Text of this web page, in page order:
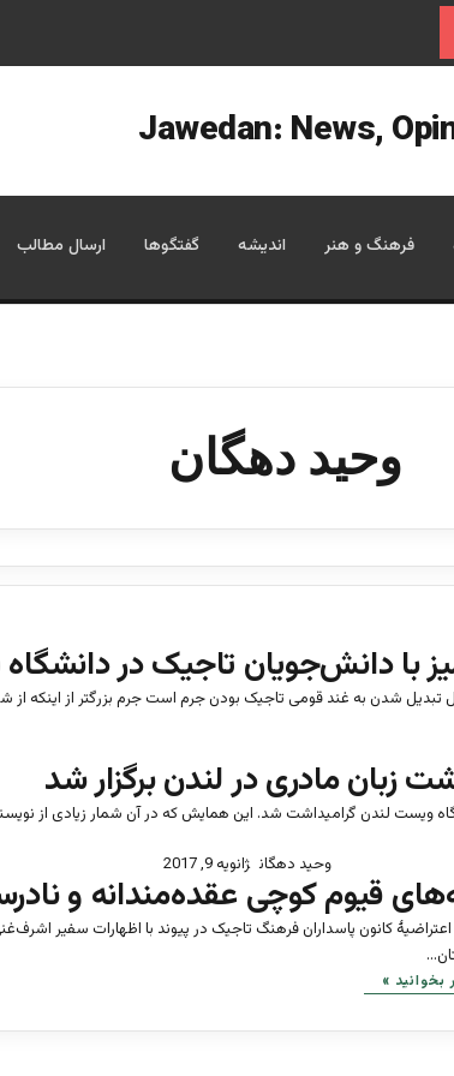
فرهنگ و هنر اندیشه گفتگوها ارسال مطالب
وحید دهگان
با دانش‌جویان تاجیک در
شدن به غند قومی تاجیک بودن جرم است جرم بزرگتر از اینکه از
زبان مادری در لندن برگزار شد
ویست لندن گرامیداشت شد. این همایش که در آن شمار زیادی از
وحید دهگان ژانویه 9, 2017
قیوم کوچی عقده‌‌مندانه و
اعتراضیۀ کانون پاسداران فرهنگ تاجیک در پیوند با اظهارات سفیر
بخوانید »